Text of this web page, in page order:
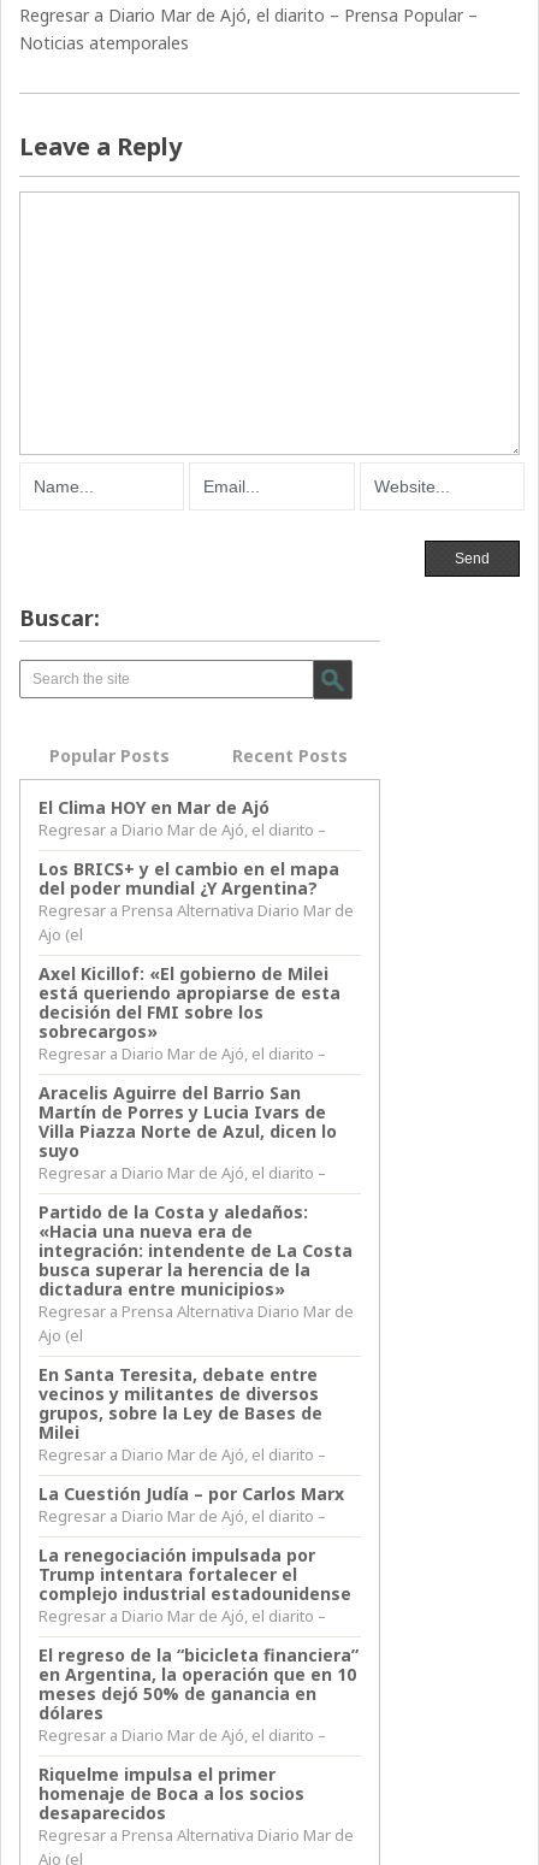
Regresar a Diario Mar de Ajó, el diarito – Prensa Popular –
Noticias atemporales
Leave a Reply
Buscar:
Popular Posts Recent Posts
El Clima HOY en Mar de Ajó
Regresar a Diario Mar de Ajó, el diarito –
Los BRICS+ y el cambio en el mapa
del poder mundial ¿Y Argentina?
Regresar a Prensa Alternativa Diario Mar de
Ajo (el
Axel Kicillof: «El gobierno de Milei
está queriendo apropiarse de esta
decisión del FMI sobre los
sobrecargos»
Regresar a Diario Mar de Ajó, el diarito –
Aracelis Aguirre del Barrio San
Martín de Porres y Lucia Ivars de
Villa Piazza Norte de Azul, dicen lo
suyo
Regresar a Diario Mar de Ajó, el diarito –
Partido de la Costa y aledaños:
«Hacia una nueva era de
integración: intendente de La Costa
busca superar la herencia de la
dictadura entre municipios»
Regresar a Prensa Alternativa Diario Mar de
Ajo (el
En Santa Teresita, debate entre
vecinos y militantes de diversos
grupos, sobre la Ley de Bases de
Milei
Regresar a Diario Mar de Ajó, el diarito –
La Cuestión Judía – por Carlos Marx
Regresar a Diario Mar de Ajó, el diarito –
La renegociación impulsada por
Trump intentara fortalecer el
complejo industrial estadounidense
Regresar a Diario Mar de Ajó, el diarito –
El regreso de la “bicicleta financiera”
en Argentina, la operación que en 10
meses dejó 50% de ganancia en
dólares
Regresar a Diario Mar de Ajó, el diarito –
Riquelme impulsa el primer
homenaje de Boca a los socios
desaparecidos
Regresar a Prensa Alternativa Diario Mar de
Ajo (el